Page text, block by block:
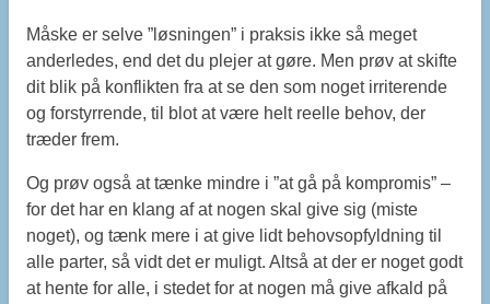
Måske er selve ”løsningen” i praksis ikke så meget
anderledes, end det du plejer at gøre. Men prøv at skifte
dit blik på konflikten fra at se den som noget irriterende
og forstyrrende, til blot at være helt reelle behov, der
træder frem.
Og prøv også at tænke mindre i ”at gå på kompromis” –
for det har en klang af at nogen skal give sig (miste
noget), og tænk mere i at give lidt behovsopfyldning til
alle parter, så vidt det er muligt. Altså at der er noget godt
at hente for alle, i stedet for at nogen må give afkald på